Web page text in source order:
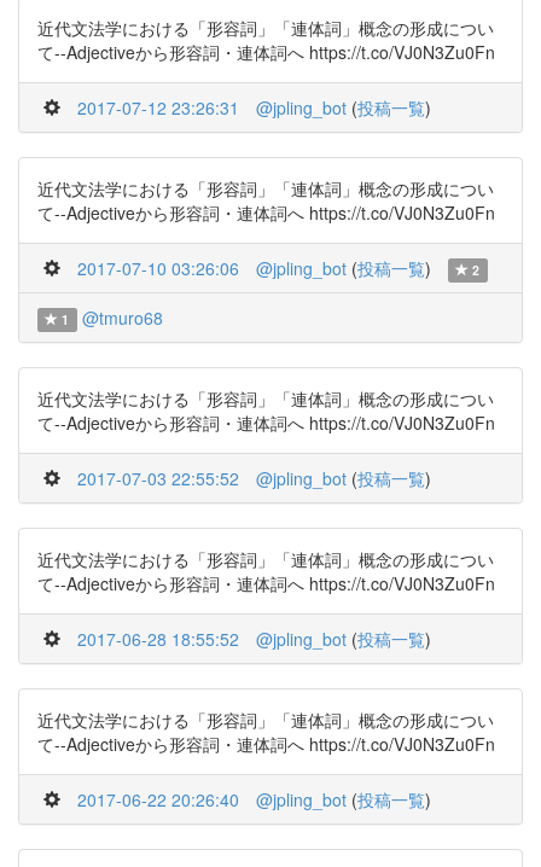
近代文法学における「形容詞」「連体詞」概念の形成につい
て--Adjectiveから形容詞・連体詞へ https://t.co/VJ0N3Zu0Fn
2017-07-12 23:26:31 @jpling_bot (投稿一覧)
近代文法学における「形容詞」「連体詞」概念の形成につい
て--Adjectiveから形容詞・連体詞へ https://t.co/VJ0N3Zu0Fn
2017-07-10 03:26:06 @jpling_bot (投稿一覧) 2
1 @tmuro68
近代文法学における「形容詞」「連体詞」概念の形成につい
て--Adjectiveから形容詞・連体詞へ https://t.co/VJ0N3Zu0Fn
2017-07-03 22:55:52 @jpling_bot (投稿一覧)
近代文法学における「形容詞」「連体詞」概念の形成につい
て--Adjectiveから形容詞・連体詞へ https://t.co/VJ0N3Zu0Fn
2017-06-28 18:55:52 @jpling_bot (投稿一覧)
近代文法学における「形容詞」「連体詞」概念の形成につい
て--Adjectiveから形容詞・連体詞へ https://t.co/VJ0N3Zu0Fn
2017-06-22 20:26:40 @jpling_bot (投稿一覧)